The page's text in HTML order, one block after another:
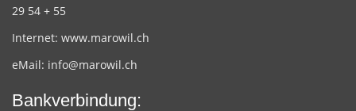
29 54 + 55
Internet: www.marowil.ch
eMail: info@marowil.ch
Bankverbindung: